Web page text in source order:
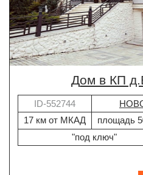
дом в КП
ID-552744
17 км от МКАД
площадь
"под ключ"